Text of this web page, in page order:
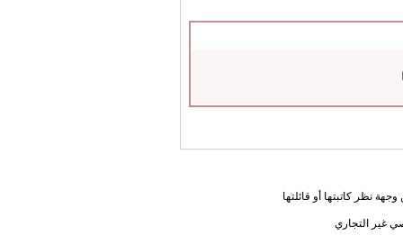
نظر كاتبتها أو قائلتها
غير التجاري